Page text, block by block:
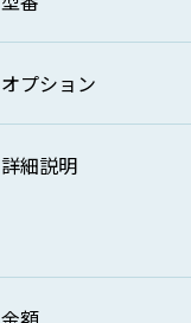
オプション
詳細説明